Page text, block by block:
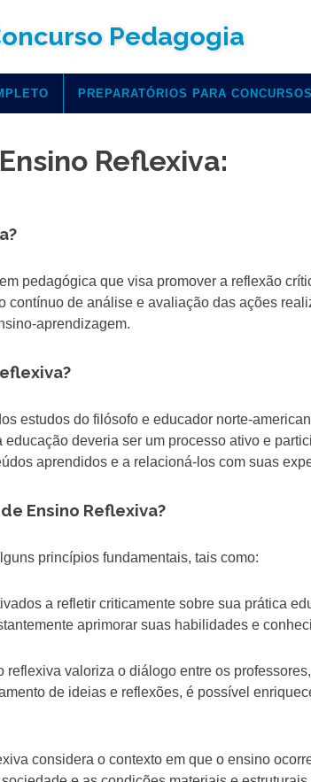
Pedagogia
PREPARATÓRIOS PARA CONCURSOS
Reflexiva:
pedagógica que visa promover a reflexão
contínuo de análise e avaliação das ações
aprendizagem.
estudos do filósofo e educador norte-
deveria ser um processo ativo e
aprendidos e a relacioná-los com suas
Ensino Reflexiva?
princípios fundamentais, tais como:
a refletir criticamente sobre sua prática
aprimorar suas habilidades e
valoriza o diálogo entre os
de ideias e reflexões, é possível
considera o contexto em que o ensino